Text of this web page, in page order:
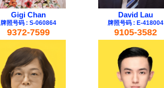
Gigi Chan
牌照号码 : S-060864
9372-7599
David Lau
牌照号码 : E-418004
9105-3582